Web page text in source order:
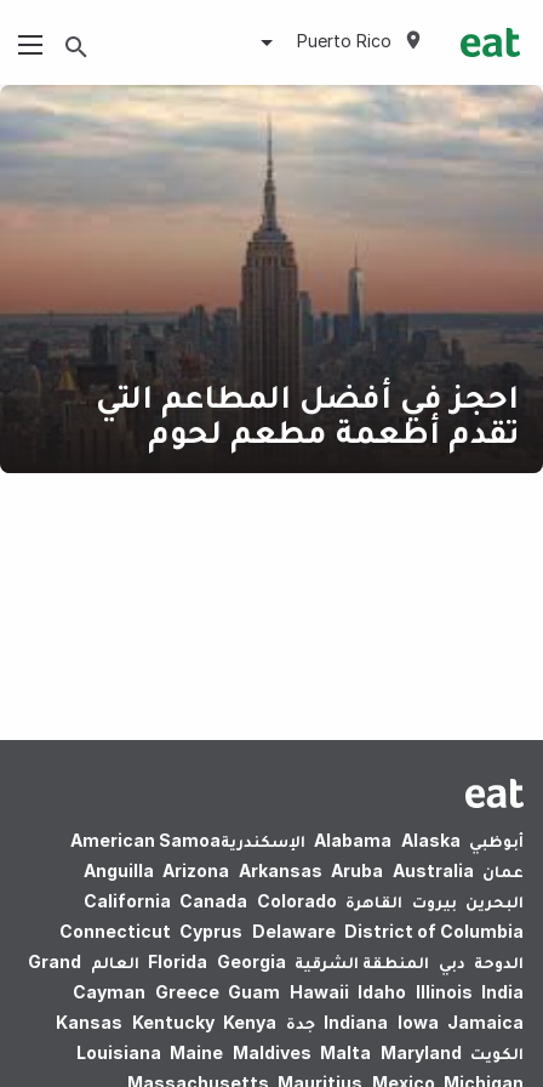
Puerto Rico
احجز في أفضل المطاعم التي
تقدم أطعمة مطعم لحوم
أبوظبي Alabama Alaska الإسكندرية‎American Samoa
عمان
Anguilla Arizona Arkansas Aruba Australia
البحرين بيروت القاهرة California Canada Colorado
Connecticut Cyprus Delaware District of Columbia
الدوحة دبي المنطقة الشرقية Florida Georgia العالم
Grand
Cayman Greece Guam Hawaii Idaho Illinois India
Indiana Iowa Jamaica جدة Kansas Kentucky Kenya
الكويت
Louisiana Maine Maldives Malta Maryland